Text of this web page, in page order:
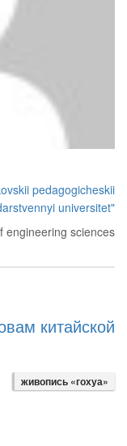
pedagogicheskii
universitet"
engineering sciences
китайской
живопись «гохуа»